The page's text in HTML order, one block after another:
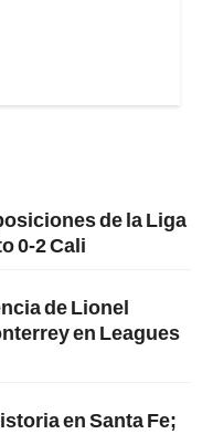
de la Liga
0-2 Cali
de Lionel
en Leagues
en Santa Fe;